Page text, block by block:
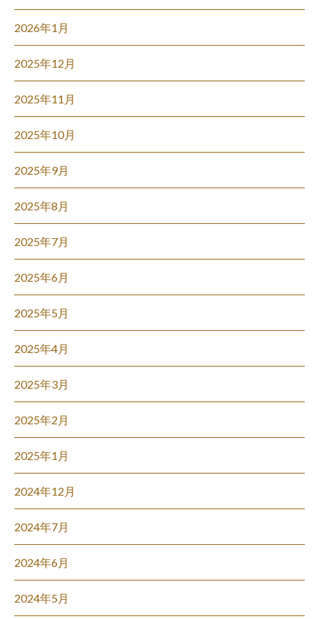
2026年1月
2025年12月
2025年11月
2025年10月
2025年9月
2025年8月
2025年7月
2025年6月
2025年5月
2025年4月
2025年3月
2025年2月
2025年1月
2024年12月
2024年7月
2024年6月
2024年5月